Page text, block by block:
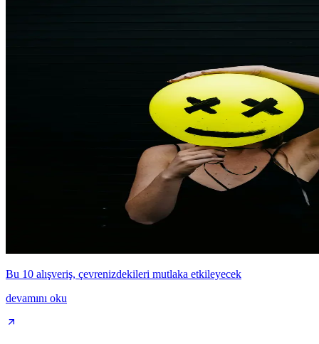
Bu 10 alışveriş, çevrenizdekileri mutlaka etkileyecek
devamını oku